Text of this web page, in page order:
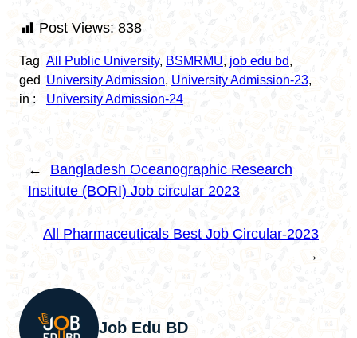
Post Views: 838
Tag
ged
in :
All Public University, BSMRMU, job edu bd
University Admission, University Admission-23
University Admission-24
←
Bangladesh Oceanographic Research
Institute (BORI) Job circular 2023
All Pharmaceuticals Best Job Circular-2023
→
Job Edu BD